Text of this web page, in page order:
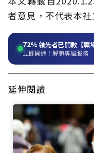
者意見，不代表本社
72%領先者已開啟【職
立即開通！解鎖專屬服務
延伸閱讀